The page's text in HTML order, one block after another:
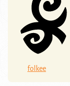
folkee